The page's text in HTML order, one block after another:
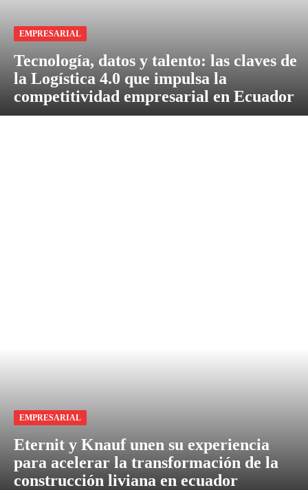
EMPRESARIAL
Tecnología, datos y talento: las claves de
la Logística 4.0 que impulsa la
competitividad empresarial en Ecuador
EMPRESARIAL
Eternit y Knauf unen su experiencia
para acelerar la transformación de la
construcción liviana en ecuador